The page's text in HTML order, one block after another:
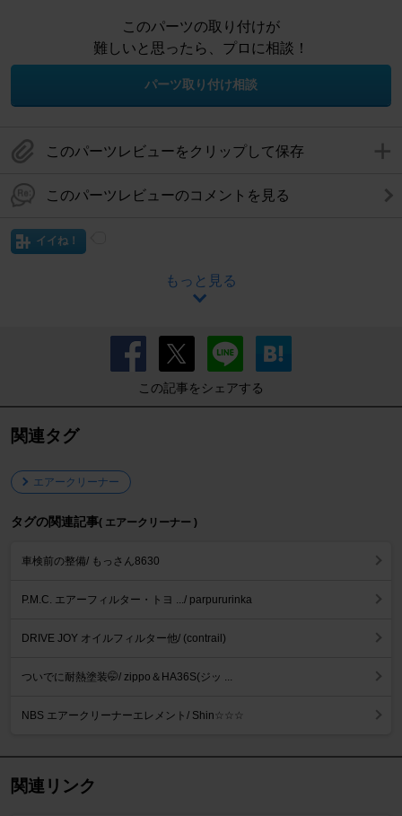
このパーツの取り付けが
難しいと思ったら、プロに相談！
パーツ取り付け相談
このパーツレビューをクリップして保存
このパーツレビューのコメントを見る
イイね！
もっと見る
この記事をシェアする
関連タグ
エアークリーナー
タグの関連記事( エアークリーナー )
車検前の整備/ もっさん8630
P.M.C. エアーフィルター・トヨ .../ parpururinka
DRIVE JOY オイルフィルター他/ (contrail)
ついでに耐熱塗装🤭/ zippo＆HA36S(ジッ ...
NBS エアークリーナーエレメント/ Shin☆☆☆
関連リンク